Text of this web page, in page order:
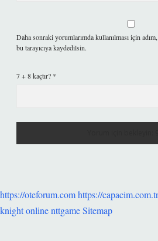
Daha sonraki yorumlarımda kullanılması için
bu tarayıcıya kaydedilsin.
7 + 8 kaçtır? *
https://oteforum.comhttps://capacim.com.tr
knight onlinenttgameSitemap